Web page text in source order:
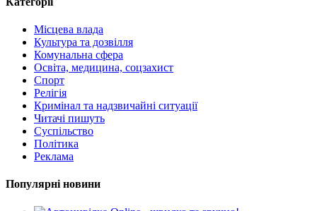
Місцева влада
Культура та дозвілля
Комунальна сфера
Освіта, медицина, соцзахист
Спорт
Релігія
Кримінал та надзвичайні ситуації
Читачі пишуть
Суспільство
Політика
Реклама
Популярні новини